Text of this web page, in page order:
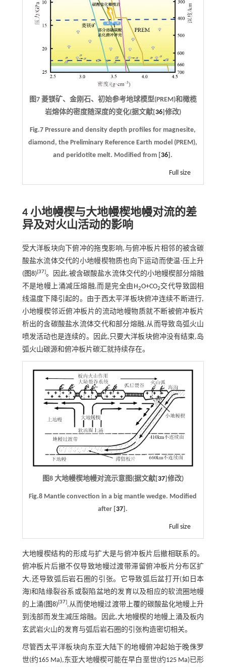
图7 菱镁矿、金刚石、初始参考地球模型(PREM)和橄榄
岩熔体的密度随深度的变化(据文献[36]修改)
Fig.7 Pressure and density depth profiles for magnesite,
diamond, the Preliminary Reference Earth model (PREM),
and peridotite melt. Modified from [36].
Full size
4 小地幔楔与大地幔楔地幔对流的差
异及对火山活动的影响
受大洋板块向下俯冲的拖曳影响,与俯冲板片相邻的被含碳
酸盐水流体交代的小地幔楔物质也向下运动而使温-压上升
(图8)[37]。因此,被含碳酸盐水流体交代的小地幔楔部分熔融
不是地幔上涌减压熔融,而是完全由H2O+CO2交代导致固相
线温度下降引起的。由于西太平洋板块俯冲连续不断进行,
小地幔楔邻近俯冲板片的流动地幔物质就不断被俯冲板片
析出的含碳酸盐水流体交代和部分熔融,从而导致岛弧火山
喷发活动也是连续的。因此,只要大洋板块俯冲没有结束,岛
弧火山碳源和俯冲板片碳汇就持续存在。
图8 大地幔楔地幔对流示意图(据文献[37]修改)
Fig.8 Mantle convection in a big mantle wedge. Modified
after [37].
Full size
大地幔楔结构的形成与扩大是与俯冲板片后撤相联系的。
俯冲板片后撤不仅导致地幔过渡带滞留俯冲板片分布区扩
大,还导致弧后岩石圈的引张。它导致弧后盆打开(如日本
海)和陆缘裂谷系或裂陷盆地的发育以及相应的软流圈地幔
的上涌(图8)[ 37 ,从而使地幔过渡带上覆的碳酸盐化地幔上升
到浅部而发生减压熔融。因此,大地幔楔的地幔上涌及板内
玄武岩火山的发育与弧后岩石圈的引张构造密切相关。
尽管西太平洋板块向东亚大陆下的地幔俯冲起始于晚侏罗
世(约165 Ma),东亚大地幔楔可能在早白垩世(约125 Ma)已形